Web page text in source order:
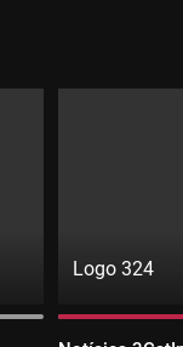
Logo 324
Directe:
3CatInfo